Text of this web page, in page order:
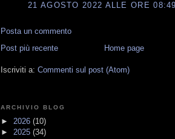
21 AGOSTO 2022 ALLE ORE
Posta un commento
Post più recente
Home page
Iscriviti a: Commenti sul post (Atom)
ARCHIVIO BLOG
► 2026 (10)
► 2025 (34)